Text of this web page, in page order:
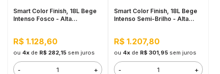
Smart Color Finish, 18L Bege
Intenso Fosco - Alta
R$ 1.128,60
ou 4xde R$ 282,15 sem juros
- +
Smart Color Finish, 18L Bege
Intenso Semi-Brilho - Alta
R$ 1.207,80
ou 4xde R$ 301,95 sem juros
- +